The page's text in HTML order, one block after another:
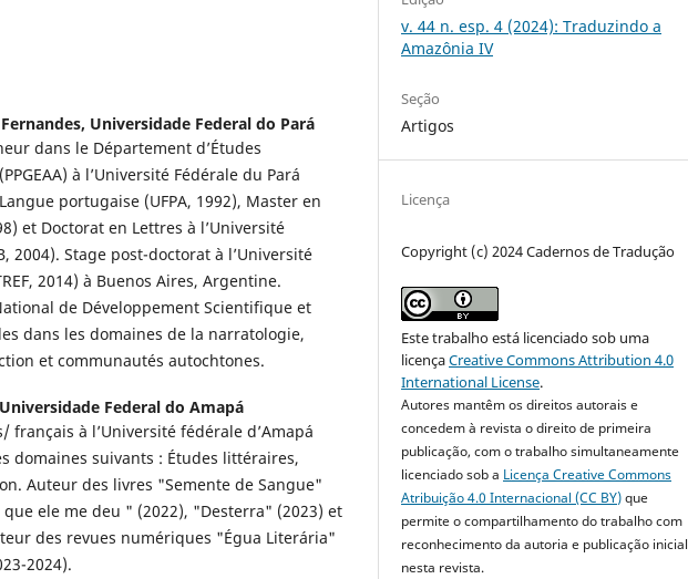
Universidade Federal do Pará
dans le Département d’Études
à l’Université Fédérale du Pará
portugaise (UFPA, 1992), Master en
et Doctorat en Lettres à l’Université
2004). Stage post-doctorat à l’Université
2014) à Buenos Aires, Argentine.
de Développement Scientifique et
dans les domaines de la narratologie,
et communautés autochtones.
Universidade Federal do Amapá
français à l’Université fédérale d’Amapá
domaines suivants : Études littéraires,
Auteur des livres "Semente de Sangue"
ele me deu " (2022), "Desterra" (2023) et
des revues numériques "Égua Literária"
2024).
v. 44 n. esp. 4 (2024): Traduzindo a
Amazônia IV
Seção
Artigos
Licença
Copyright (c) 2024 Cadernos de Tradução
Este trabalho está licenciado sob uma
licençaCreative Commons Attribution 4.0
International License.
Autores mantêm os direitos autorais e
concedem à revista o direito de primeira
publicação, com o trabalho simultaneamente
licenciado sob a Licença Creative Commons
Atribuição 4.0 Internacional (CC BY)que
permite o compartilhamento do trabalho com
reconhecimento da autoria e publicação inicial
nesta revista.